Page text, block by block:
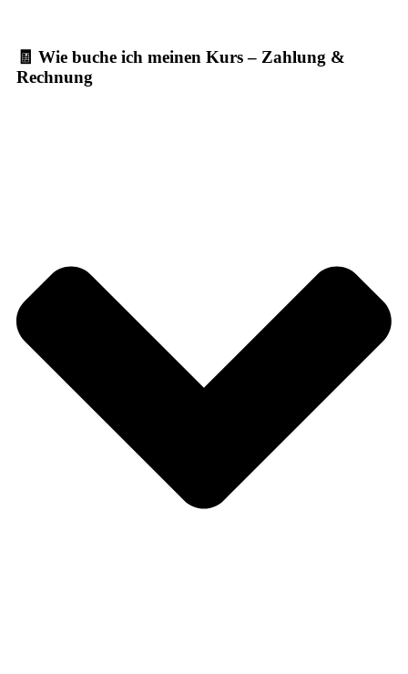
🧾 Wie buche ich meinen Kurs – Zahlung &
Rechnung